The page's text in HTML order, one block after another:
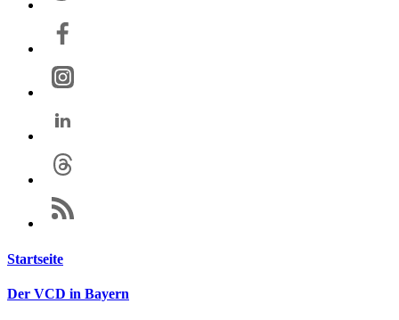
Startseite
Der VCD in Bayern